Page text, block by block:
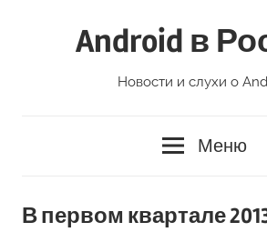
Android в
Новости и слухи о
Меню
В первом квартале